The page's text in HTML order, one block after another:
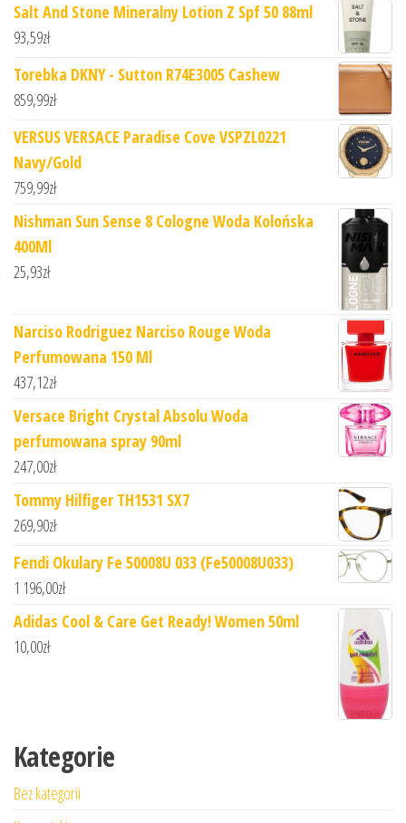
Salt And Stone Mineralny Lotion Z Spf 50 88ml
93,59zł
Torebka DKNY - Sutton R74E3005 Cashew
859,99zł
VERSUS VERSACE Paradise Cove VSPZL0221
Navy/Gold
759,99zł
Nishman Sun Sense 8 Cologne Woda Kolońska
400Ml
25,93zł
Narciso Rodriguez Narciso Rouge Woda
Perfumowana 150 Ml
437,12zł
Versace Bright Crystal Absolu Woda
perfumowana spray 90ml
247,00zł
Tommy Hilfiger TH1531 SX7
269,90zł
Fendi Okulary Fe 50008U 033 (Fe50008U033)
1 196,00zł
Adidas Cool & Care Get Ready! Women 50ml
10,00zł
Kategorie
Bez kategorii